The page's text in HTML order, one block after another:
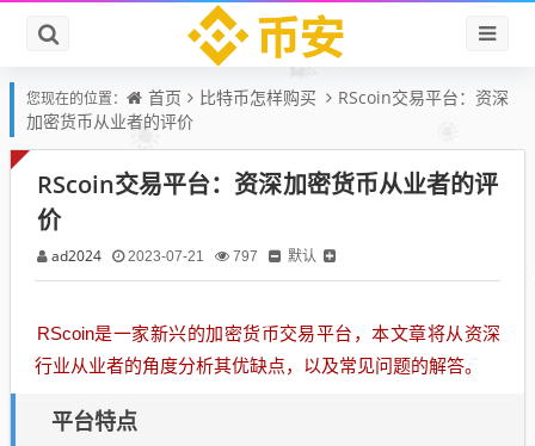
您现在的位置： 首页 比特币怎样购买
RScoin交易平台：资深
加密货币从业者的评价
RScoin交易平台：资深加密货币从业者的评
价
ad2024 2023-07-21 797 默认
RScoin是一家新兴的加密货币交易平台，本文章将从资深
行业从业者的角度分析其优缺点，以及常见问题的解答。
平台特点